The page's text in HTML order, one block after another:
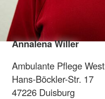
Annalena Willer
Ambulante Pflege West
Hans-Böckler-Str. 17
47226 Duisburg